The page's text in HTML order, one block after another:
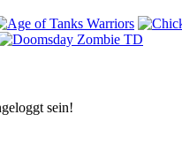
sein!